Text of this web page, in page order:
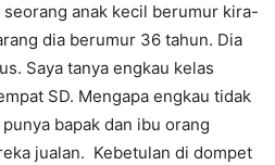
anak kecil berumur kira-
dia berumur 36 tahun. Dia
Saya tanya engkau kelas
SD. Mengapa engkau tidak
bapak dan ibu orang
jualan. Kebetulan di dompet